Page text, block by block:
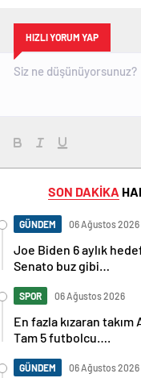
HIZLI YORUM YAP
SON DAKİKA
GÜNDEM 06 Ağustos 2026
Joe Biden 6 aylık
Senato buz gibi…
SPOR 06 Ağustos 2026
En fazla kızaran
Tam 5 futbolcu….
GÜNDEM 06 Ağustos 2026